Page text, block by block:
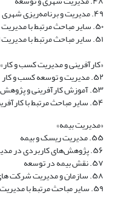
۴۹. مدیریت و برنامه‌ریزی شهری
۵۰. سایر مباحث مرتبط با مدیریت
۵۱. سایر مباحث مرتبط با مدیریت اجرایی و MBA
«کارآفرینی و مدیریت کسب و کار»
۵۲. مدیریت و توسعه کسب و کار
۵۳. آموزش کارآفرینی و پژوهش در کسب و کار
۵۴. سایر مباحث مرتبط با کارآفرینی و مدیریت کسب و کار
«مدیریت بیمه»
۵۵. مدیریت ریسک و بیمه
۵۶. پژوهش‌های کاربردی در مدیریت بیمه
۵۷. نقش بیمه در توسعه
۵۸. سازمان و مدیریت شرکت های بیمه
۵۹. سایر مباحث مرتبط با مدیریت بیمه